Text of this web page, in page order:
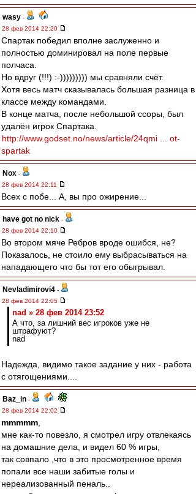
wasy -
28 фев 2014 22:20
Спартак победил вполне заслуженно и
полностью доминировал на поле первые
полчаса.
Но вдруг (!!!) :-))))))))) мы сравняли счёт.
Хотя весь матч сказывалась большая разница в
классе между командами.
В конце матча, после небольшой ссоры, был
удалён игрок Спартака.
http://www.godset.no/news/article/24qmi ... ot-
spartak
Nox -
28 фев 2014 22:11
Всех с побе... А, вы про ожирение...
have got no nick -
28 фев 2014 22:10
Во втором мяче Ребров вроде ошибся, не?
Показалось, не стоило ему выбрасываться на
нападающего что бы тот его обыгрывал.
Nevladimirovi4 -
28 фев 2014 22:05
nad » 28 фев 2014 23:52
А что, за лишний вес игроков уже не
штрафуют?
nad
Надежда, видимо такое задание у них - работа
с отягощениями....
Baz_in -
28 фев 2014 22:02
mmmmm
мне как-то повезло, я смотрел игру отвлекаясь
на домашние дела, и видел 60 % игры,
так совпало ,что в это просмотренное время
попали все наши забитые голы и
нереализованный пеналь..